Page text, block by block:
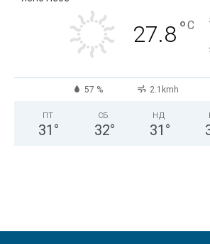
27.8°C
57 % 2.1kmh
ПТ
31 °
СБ
32°
НД
31 °